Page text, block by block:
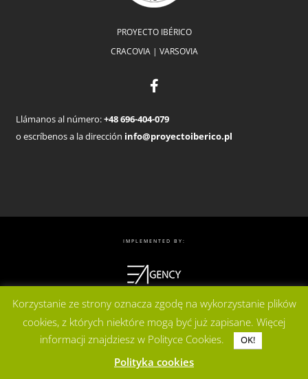
PROYECTO IBÉRICO
CRACOVIA | VARSOVIA
Llámanos al número:+48 696-404-079
o escríbenos a la dirección info@proyectoiberico.pl
IMPLEMENTED BY:
Korzystanie ze strony oznacza zgodę na wykorzystanie plików
cookies, z których niektóre mogą być już zapisane. Więcej
informacji znajdziesz w Polityce Cookies.
OK!
Polityka cookies